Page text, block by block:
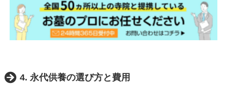
4. 永代供養の選び方と費用